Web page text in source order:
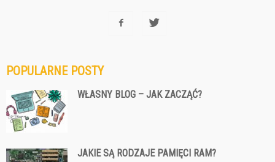
POPULARNE POSTY
WŁASNY BLOG – JAK ZACZĄĆ?
JAKIE SĄ RODZAJE PAMIĘCI RAM?